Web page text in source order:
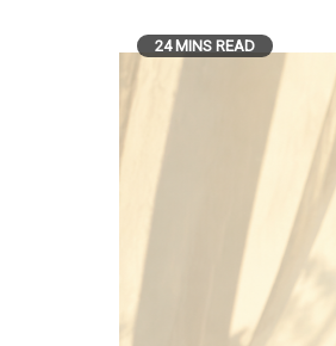
24 MINS READ